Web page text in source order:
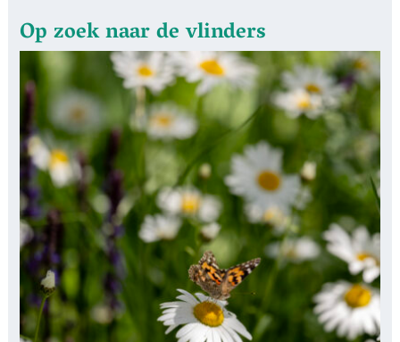
Op zoek naar de vlinders